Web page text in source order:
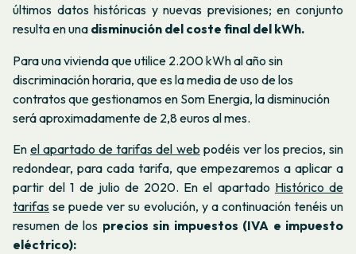
últimos datos históricas y nuevas previsiones; en conjunto
resulta en una disminución del coste final del kWh.
Para una vivienda que utilice 2.200 kWh al año sin
discriminación horaria, que es la media de uso de los
contratos que gestionamos en Som Energia, la disminución
será aproximadamente de 2,8 euros al mes.
Enel apartado de tarifas del web podéis ver los precios, sin
redondear, para cada tarifa, que empezaremos a aplicar a
partir del 1 de julio de 2020. En el apartado Histórico de
tarifas se puede ver su evolución, y a continuación tenéis un
resumen de los precios sin impuestos (IVA e impuesto
eléctrico):